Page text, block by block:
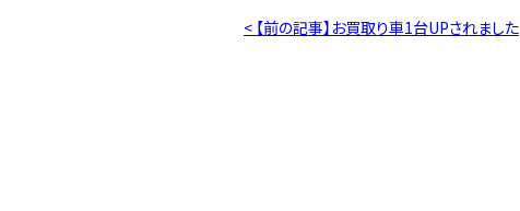
< 【前の記事】お買取り車1台UPされました